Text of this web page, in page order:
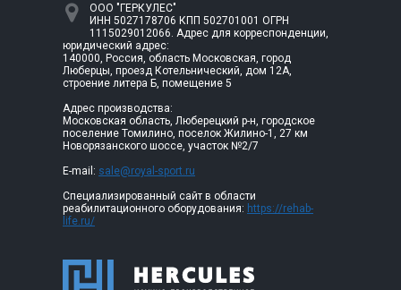
ООО "ГЕРКУЛЕС"
ИНН 5027178706 КПП 502701001 ОГРН
1115029012066. Адрес для корреспонденции,
юридический адрес:
140000, Россия, область Московская, город
Люберцы, проезд Котельнический, дом 12А,
строение литера Б, помещение 5
Адрес производства:
Московская область, Люберецкий р-н, городское
поселение Томилино, поселок Жилино-1, 27 км
Новорязанского шоссе, участок №2/7
E-mail: sale@royal-sport.ru
Специализированный сайт в области
реабилитационного оборудования: https://rehab-
life.ru/